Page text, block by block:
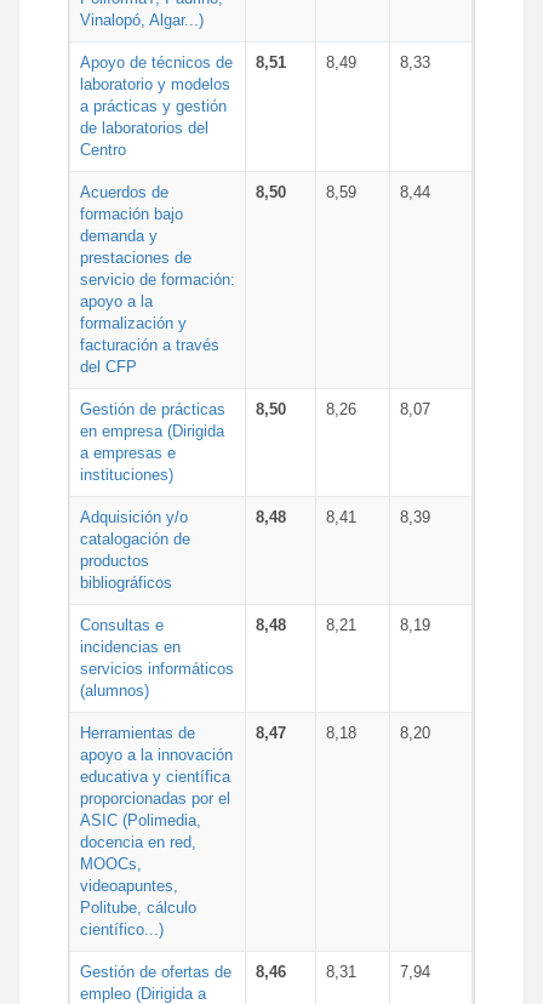
Vinalopó, Algar...)
Apoyo de técnicos de
laboratorio y modelos
a prácticas y gestión
de laboratorios del
Centro
8,51 8,49 8,33
Acuerdos de
formación bajo
demanda y
prestaciones de
servicio de formación:
apoyo a la
formalización y
facturación a través
del CFP
8,50 8,59 8,44
Gestión de prácticas
en empresa (Dirigida
a empresas e
instituciones)
8,50 8,26 8,07
Adquisición y/o
catalogación de
productos
bibliográficos
8,48 8,41 8,39
Consultas e
incidencias en
servicios informáticos
(alumnos)
8,48 8,21 8,19
Herramientas de
apoyo a la innovación
educativa y científica
proporcionadas por el
ASIC (Polimedia,
docencia en red,
MOOCs,
videoapuntes,
Politube, cálculo
científico...)
8,47 8,18 8,20
Gestión de ofertas de
empleo (Dirigida a
8,46 8,31 7,94